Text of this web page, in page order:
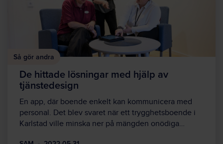
Så gör andra
De hittade lösningar med hjälp av
tjänstedesign
En app, där boende enkelt kan kommunicera med
personal. Det blev svaret när ett trygghetsboende i
Karlstad ville minska ner på mängden onödiga…